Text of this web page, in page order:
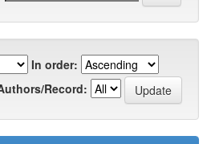
In order:
Record: